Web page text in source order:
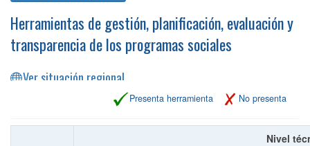
Herramientas de gestión, planificación, evaluación y
transparencia de los programas sociales
Ver situación regional
Presenta herramienta No presenta
Nivel